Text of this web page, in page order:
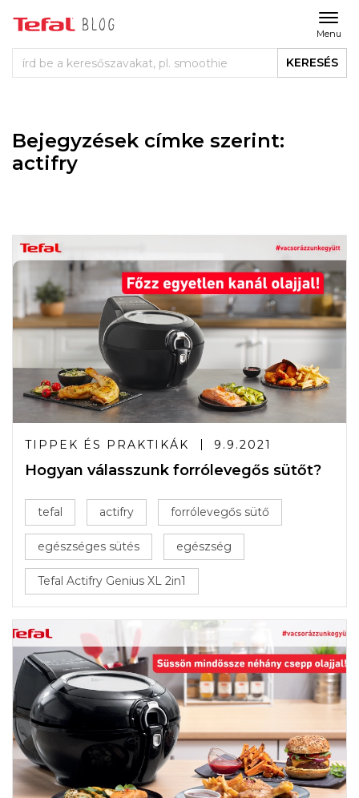
Menu
KERESÉS
Bejegyzések címke szerint:
actifry
TIPPEK ÉS PRAKTIKÁK 9.9.2021
Hogyan válasszunk forrólevegős sütőt?
tefal actifry forrólevegős sütő
egészséges sütés egészség
Tefal Actifry Genius XL 2in1